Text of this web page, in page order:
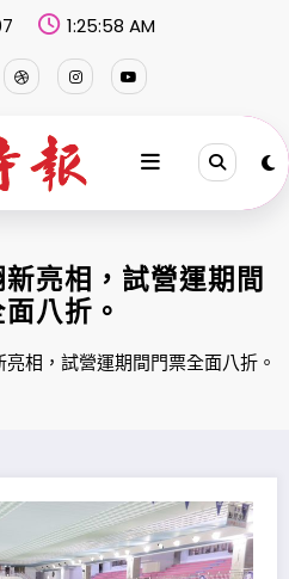
1:25:58 AM
亮相，試營運期間
八折。
相，試營運期間門票全面八折。